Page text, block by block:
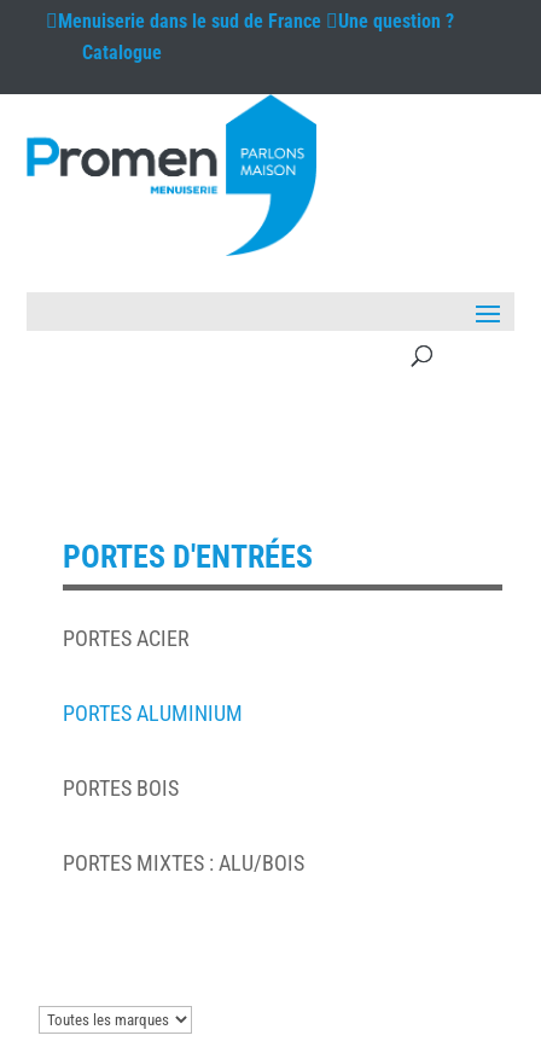
Menuiseriedans le sud de France
Une question ?
Catalogue
PORTES D'ENTRÉES
PORTES ACIER
PORTES ALUMINIUM
PORTES BOIS
PORTES MIXTES : ALU/BOIS